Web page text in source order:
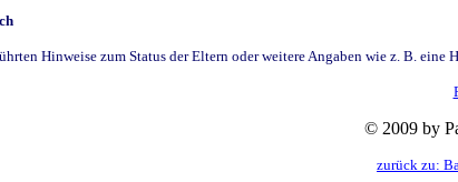
Hinweise zum Status der Eltern oder weitere Angaben wie z. B. eine
© 2009 by
zurück zu: